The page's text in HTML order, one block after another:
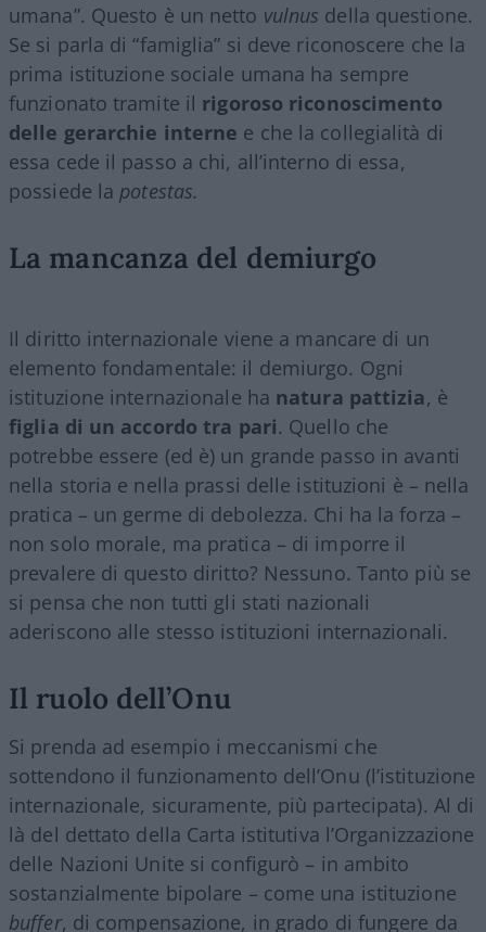
umana”. Questo è un netto vulnus della questione.
Se si parla di “famiglia” si deve riconoscere che la
prima istituzione sociale umana ha sempre
funzionato tramite il rigoroso riconoscimento
delle gerarchie interne e che la collegialità di
essa cede il passo a chi, all’interno di essa,
possiede la potestas.
La mancanza del demiurgo
Il diritto internazionale viene a mancare di un
elemento fondamentale: il demiurgo. Ogni
istituzione internazionale ha natura pattizia, è
figlia di un accordo tra pari. Quello che
potrebbe essere (ed è) un grande passo in avanti
nella storia e nella prassi delle istituzioni è – nella
pratica – un germe di debolezza. Chi ha la forza –
non solo morale, ma pratica – di imporre il
prevalere di questo diritto? Nessuno. Tanto più se
si pensa che non tutti gli stati nazionali
aderiscono alle stesso istituzioni internazionali.
Il ruolo dell’Onu
Si prenda ad esempio i meccanismi che
sottendono il funzionamento dell’Onu (l’istituzione
internazionale, sicuramente, più partecipata). Al di
là del dettato della Carta istitutiva l’Organizzazione
delle Nazioni Unite si configurò – in ambito
sostanzialmente bipolare – come una istituzione
buffer, di compensazione, in grado di fungere da